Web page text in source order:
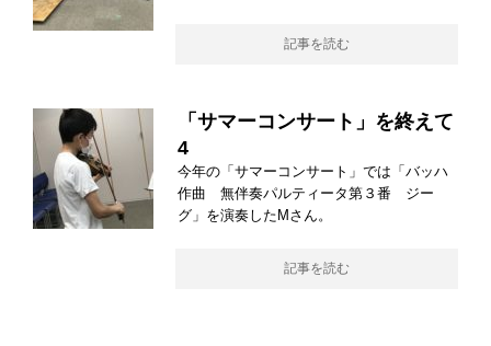
記事を読む
「サマーコンサート」を終えて
4
今年の「サマーコンサート」では「バッハ
作曲 無伴奏パルティータ第３番 ジー
グ」を演奏したMさん。
記事を読む